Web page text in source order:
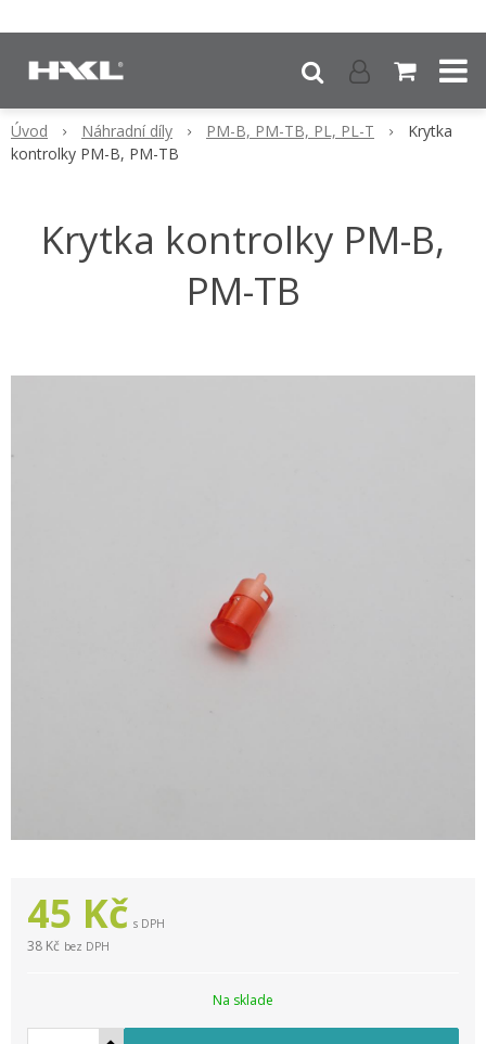
Úvod Náhradní díly PM-B, PM-TB, PL, PL-T
Krytka
kontrolky PM-B, PM-TB
Krytka kontrolky PM-B,
PM-TB
45 Kč s DPH
38 Kč bez DPH
Na sklade